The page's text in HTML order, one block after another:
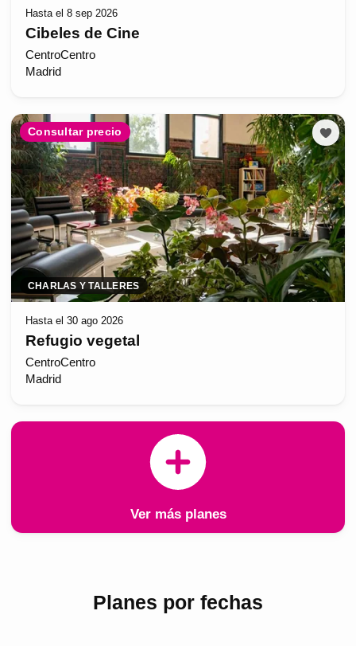
Hasta el 8 sep 2026
Cibeles de Cine
CentroCentro
Madrid
Consultar precio
CHARLAS Y TALLERES
Hasta el 30 ago 2026
Refugio vegetal
CentroCentro
Madrid
Ver más planes
Planes por fechas